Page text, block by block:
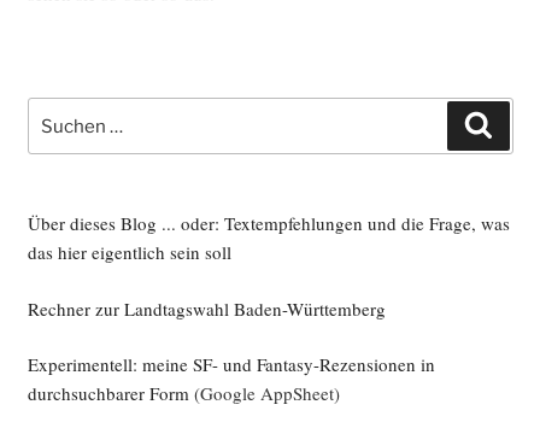
nach:
Über dieses Blog ... oder: Textempfehlungen und die Frage, was
das hier eigentlich sein soll
Rechner zur Landtagswahl Baden-Württemberg
Experimentell: meine SF- und Fantasy-Rezensionen in
durchsuchbarer Form(Google AppSheet)